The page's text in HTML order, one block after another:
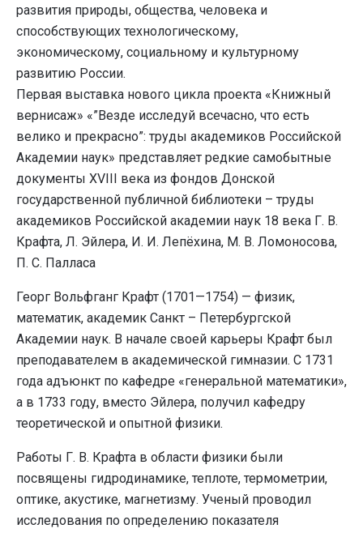
развития природы, общества, человека и
способствующих технологическому,
экономическому, социальному и культурному
развитию России.
Первая выставка нового цикла проекта «Книжный
вернисаж» «”Везде исследуй всечасно, что есть
велико и прекрасно”: труды академиков Российской
Академии наук» представляет редкие самобытные
документы XVIII века из фондов Донской
государственной публичной библиотеки – труды
академиков Российской академии наук 18 века Г. В.
Крафта, Л. Эйлера, И. И. Лепёхина, М. В. Ломоносова,
П. С. Палласа
Георг Вольфганг Крафт (1701—1754) — физик,
математик, академик Санкт – Петербургской
Академии наук. В начале своей карьеры Крафт был
преподавателем в академической гимназии. С 1731
года адъюнкт по кафедре «генеральной математики»,
а в 1733 году, вместо Эйлера, получил кафедру
теоретической и опытной физики.
Работы Г. В. Крафта в области физики были
посвящены гидродинамике, теплоте, термометрии,
оптике, акустике, магнетизму. Ученый проводил
исследования по определению показателя